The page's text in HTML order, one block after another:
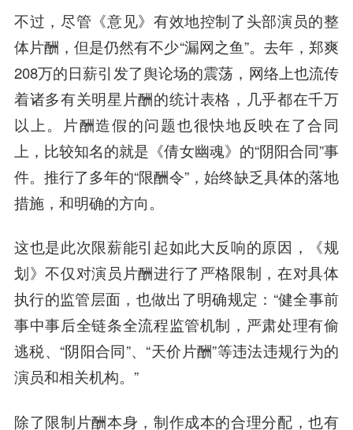
不过，尽管《意见》有效地控制了头部演员的整
体片酬，但是仍然有不少“漏网之鱼”。去年，郑爽
208万的日薪引发了舆论场的震荡，网络上也流传
着诸多有关明星片酬的统计表格，几乎都在千万
以上。片酬造假的问题也很快地反映在了合同
上，比较知名的就是《倩女幽魂》的“阴阳合同”事
件。推行了多年的“限酬令”，始终缺乏具体的落地
措施，和明确的方向。
这也是此次限薪能引起如此大反响的原因，《规
划》不仅对演员片酬进行了严格限制，在对具体
执行的监管层面，也做出了明确规定：“健全事前
事中事后全链条全流程监管机制，严肃处理有偷
逃税、“阴阳合同”、“天价片酬”等违法违规行为的
演员和相关机构。”
除了限制片酬本身，制作成本的合理分配，也有